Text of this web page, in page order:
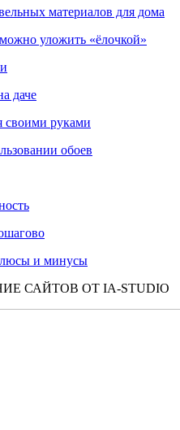
материалов для дома
уложить «ёлочкой»
даче
своими руками
обоев
и минусы
САЙТОВ ОТ IA-STUDIO